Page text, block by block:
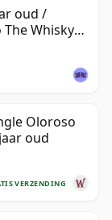
oud /
The Whisky
Oloroso
oud
VERZENDING